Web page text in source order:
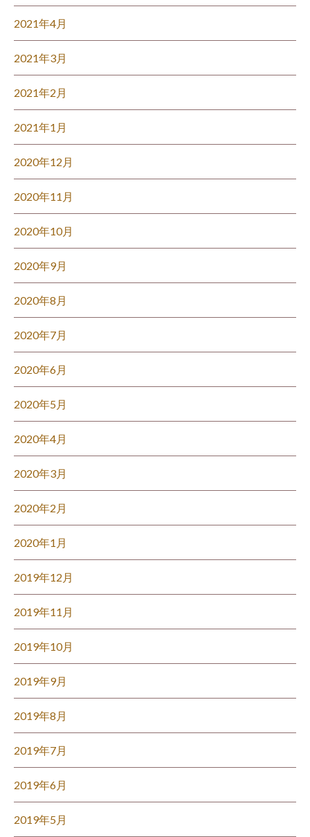
2021年4月
2021年3月
2021年2月
2021年1月
2020年12月
2020年11月
2020年10月
2020年9月
2020年8月
2020年7月
2020年6月
2020年5月
2020年4月
2020年3月
2020年2月
2020年1月
2019年12月
2019年11月
2019年10月
2019年9月
2019年8月
2019年7月
2019年6月
2019年5月